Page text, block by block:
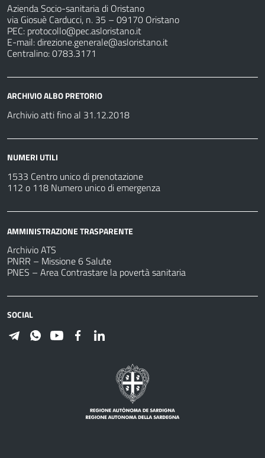
Azienda Socio-sanitaria di Oristano
via Giosuè Carducci, n. 35 – 09170 Oristano
PEC: protocollo@pec.asloristano.it
E-mail:direzione.generale@asloristano.it
Centralino: 0783.3171
ARCHIVIO ALBO PRETORIO
Archivio atti fino al 31.12.2018
NUMERI UTILI
1533 Centro unico di prenotazione
112 o 118 Numero unico di emergenza
AMMINISTRAZIONE TRASPARENTE
Archivio ATS
PNRR – Missione 6 Salute
PNES – Area Contrastare la povertà sanitaria
SOCIAL